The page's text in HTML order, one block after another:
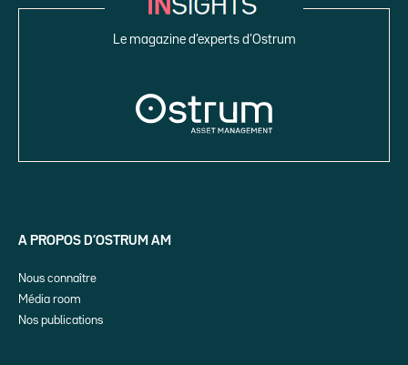
Le magazine d’experts d’Ostrum
A PROPOS D’OSTRUM AM
Nous connaître
Média room
Nos publications